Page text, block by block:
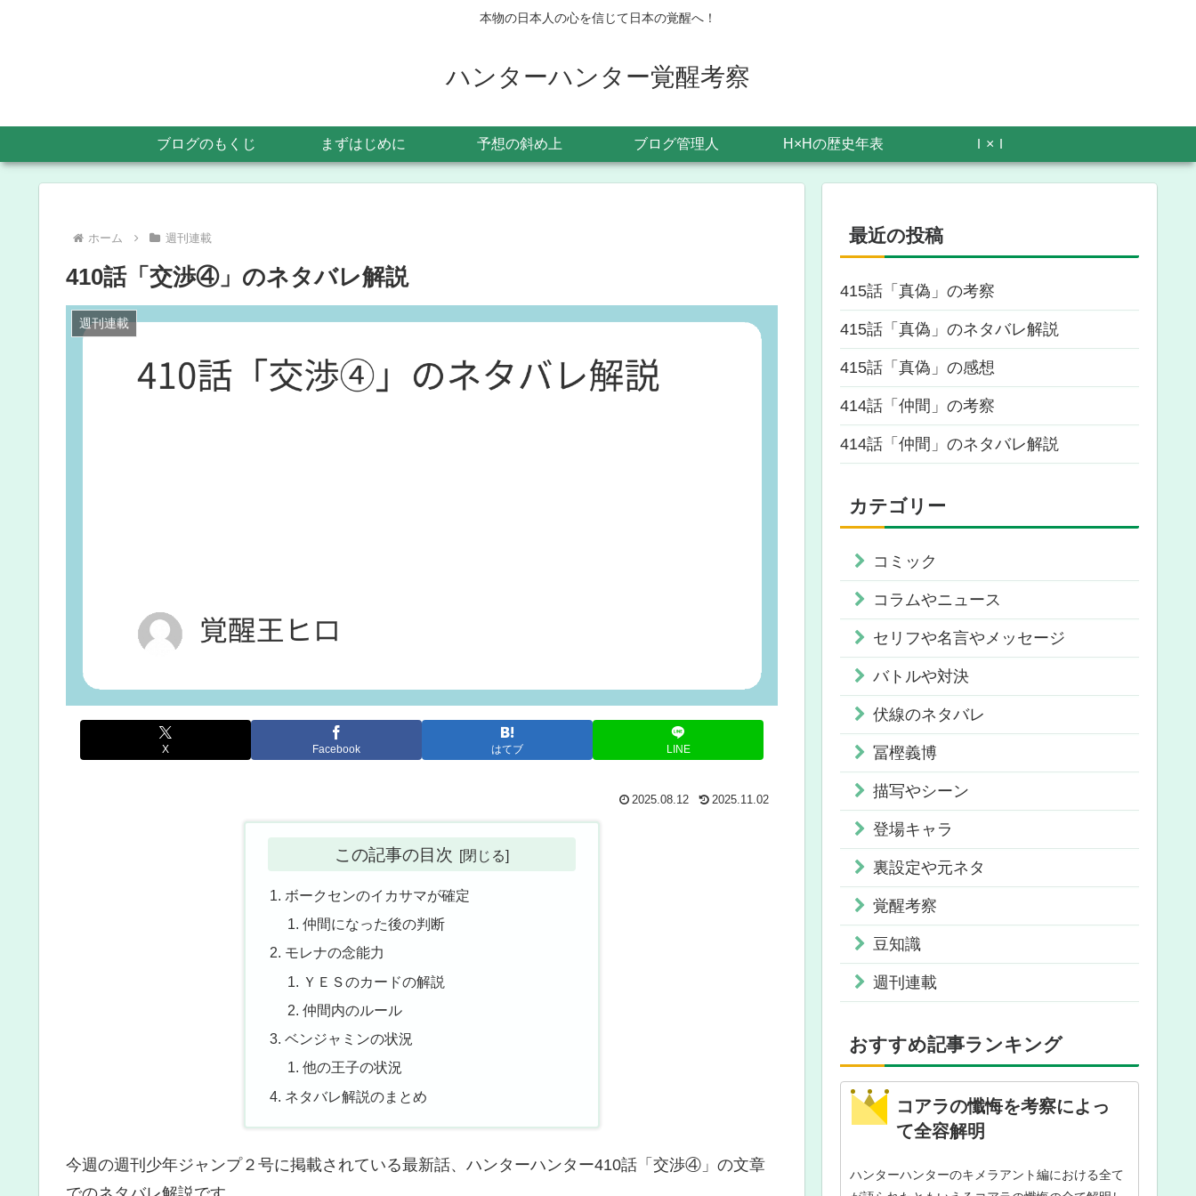
本物の日本人の心を信じて日本の覚醒へ！
ハンターハンター覚醒考察
ブログのもくじ まずはじめに 予想の斜め上 ブログ管理人 H×Hの歴史年表 Ｉ×Ｉ
ホーム 週刊連載
410話「交渉④」のネタバレ解説
週刊連載
X Facebook はてブ LINE
2025.08.12 2025.11.02
この記事の目次
ボークセンのイカサマが確定
仲間になった後の判断
モレナの念能力
ＹＥＳのカードの解説
仲間内のルール
ベンジャミンの状況
他の王子の状況
ネタバレ解説のまとめ
今週の週刊少年ジャンプ２号に掲載されている最新話、ハンターハンター410話「交渉④」の文章
最近の投稿
415話「真偽」の考察
415話「真偽」のネタバレ解説
415話「真偽」の感想
414話「仲間」の考察
414話「仲間」のネタバレ解説
カテゴリー
コミック
コラムやニュース
セリフや名言やメッセージ
バトルや対決
伏線のネタバレ
冨樫義博
描写やシーン
登場キャラ
裏設定や元ネタ
覚醒考察
豆知識
週刊連載
おすすめ記事ランキング
コアラの懺悔を考察によっ
て全容解明
ハンターハンターのキメラアント編における全て